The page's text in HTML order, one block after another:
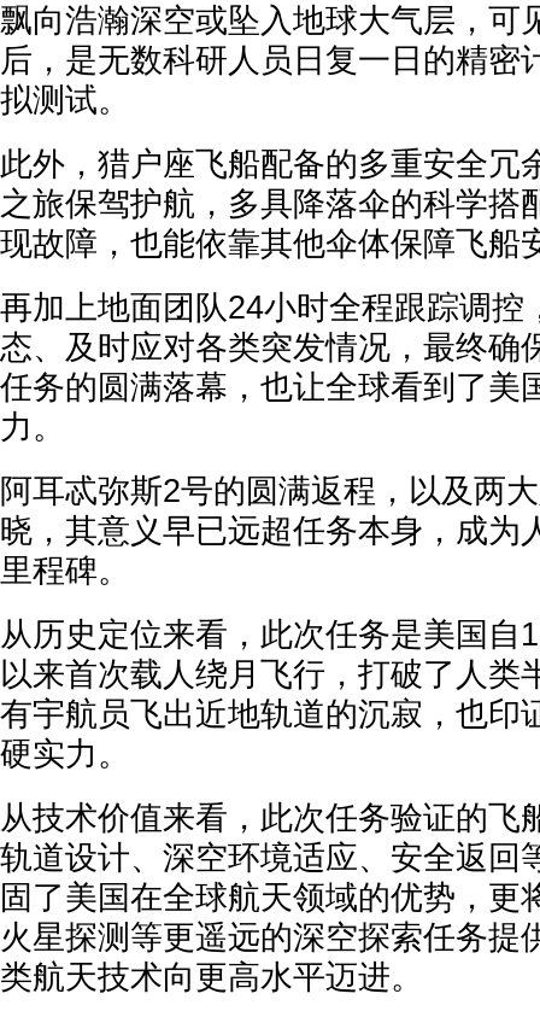
飘向浩瀚深空或坠入地球大气层，可
后，是无数科研人员日复一日的精密
拟测试。
此外，猎户座飞船配备的多重安全冗
之旅保驾护航，多具降落伞的科学搭
现故障，也能依靠其他伞体保障飞船
再加上地面团队24小时全程跟踪调控
态、及时应对各类突发情况，最终确
任务的圆满落幕，也让全球看到了美
力。
阿耳忒弥斯2号的圆满返程，以及两
晓，其意义早已远超任务本身，成为
里程碑。
从历史定位来看，此次任务是美国自
以来首次载人绕月飞行，打破了人类
有宇航员飞出近地轨道的沉寂，也印
硬实力。
从技术价值来看，此次任务验证的飞
轨道设计、深空环境适应、安全返回
固了美国在全球航天领域的优势，更
火星探测等更遥远的深空探索任务提
类航天技术向更高水平迈进。